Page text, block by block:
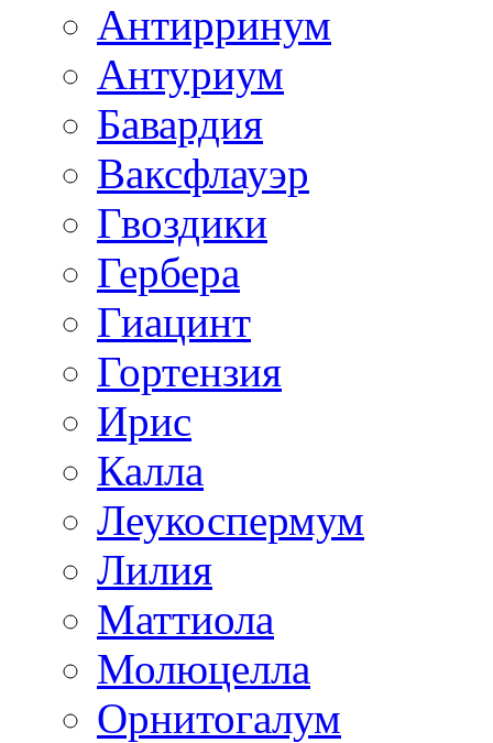
Антирринум
Антуриум
Бавардия
Ваксфлауэр
Гвоздики
Гербера
Гиацинт
Гортензия
Ирис
Калла
Леукоспермум
Лилия
Маттиола
Молюцелла
Орнитогалум